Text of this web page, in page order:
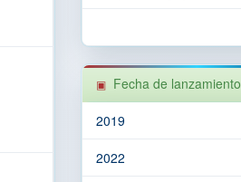
Fecha de lanzamiento
2019
2022